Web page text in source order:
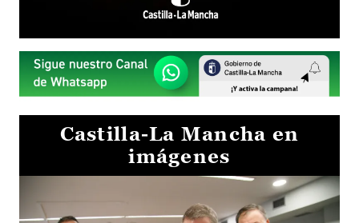
Castilla-La Mancha en
imágenes